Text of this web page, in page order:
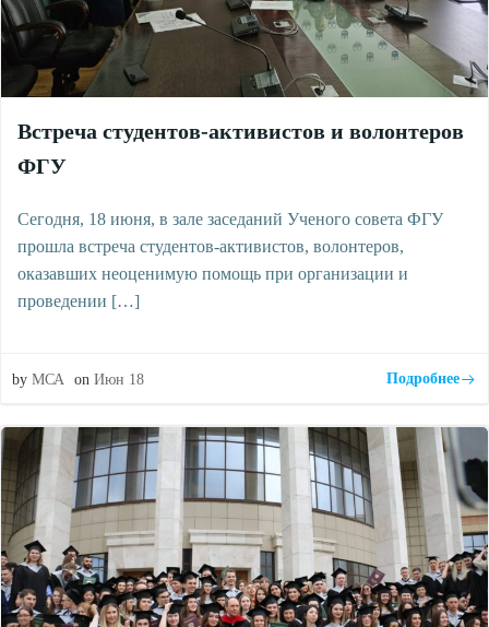
Встреча студентов-активистов и волонтеров
ФГУ
Сегодня, 18 июня, в зале заседаний Ученого совета ФГУ
прошла встреча студентов-активистов, волонтеров,
оказавших неоценимую помощь при организации и
проведении […]
by МСА on Июн 18 Подробнее